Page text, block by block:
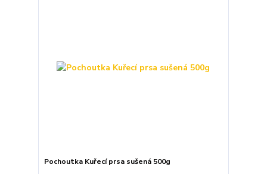
Pochoutka Kuřecí prsa sušená 500g